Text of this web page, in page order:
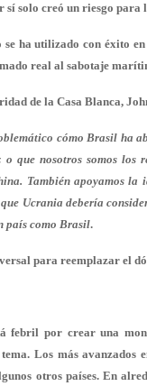
sí solo creó un riesgo
se ha utilizado con éxito
real al sabotaje
de la Casa Blanca,
cómo Brasil ha
o que nosotros somos
También apoyamos la
Ucrania debería
país como Brasil.
para reemplazar el
febril por crear una
Los más
otros países. En